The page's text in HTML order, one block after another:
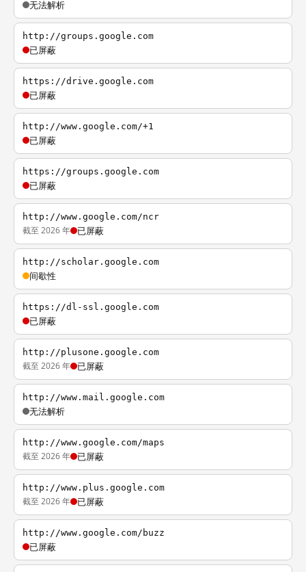
无法解析
http://groups.google.com
已屏蔽
https://drive.google.com
已屏蔽
http://www.google.com/+1
已屏蔽
https://groups.google.com
已屏蔽
http://www.google.com/ncr
截至 2026 年 已屏蔽
http://scholar.google.com
间歇性
https://dl-ssl.google.com
已屏蔽
http://plusone.google.com
截至 2026 年 已屏蔽
http://www.mail.google.com
无法解析
http://www.google.com/maps
截至 2026 年 已屏蔽
http://www.plus.google.com
截至 2026 年 已屏蔽
http://www.google.com/buzz
已屏蔽